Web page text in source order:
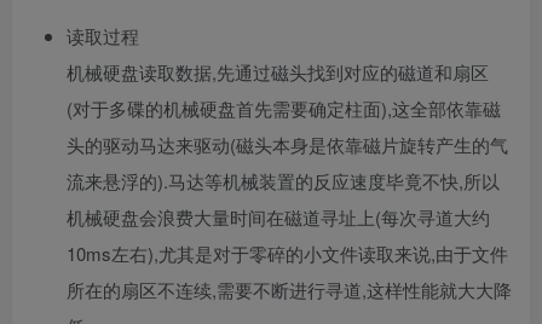
读取过程
机械硬盘读取数据,先通过磁头找到对应的磁道和扇区
(对于多碟的机械硬盘首先需要确定柱面),这全部依靠磁
头的驱动马达来驱动(磁头本身是依靠磁片旋转产生的气
流来悬浮的).马达等机械装置的反应速度毕竟不快,所以
机械硬盘会浪费大量时间在磁道寻址上(每次寻道大约
10ms左右),尤其是对于零碎的小文件读取来说,由于文件
所在的扇区不连续,需要不断进行寻道,这样性能就大大降